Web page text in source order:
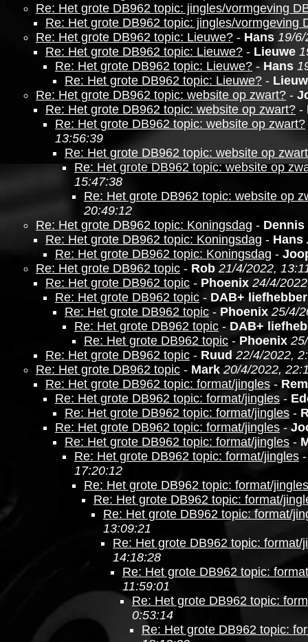
Re: Het grote DB962 topic: jingles/vormgeving
Re: Het grote DB962 topic: jingles/vormgeving
Re: Het grote DB962 topic: Lieuwe? - Hans 19/6/
Re: Het grote DB962 topic: Lieuwe? - Lieuwe
Re: Het grote DB962 topic: Lieuwe? - Hans
Re: Het grote DB962 topic: Lieuwe? -
Re: Het grote DB962 topic: website op zwart? -
Re: Het grote DB962 topic: website op zwart? -
Re: Het grote DB962 topic: website op zwart?
13:56:39
Re: Het grote DB962 topic: website op
Re: Het grote DB962 topic: website op
15:47:38
Re: Het grote DB962 topic: website op
20:49:12
Re: Het grote DB962 topic: Koningsdag - Dennis
Re: Het grote DB962 topic: Koningsdag - Hans
Re: Het grote DB962 topic: Koningsdag -
Re: Het grote DB962 topic - Rob 21/4/2022,
Re: Het grote DB962 topic - Phoenix 24/4/
Re: Het grote DB962 topic - DAB+ liefhebber
Re: Het grote DB962 topic - Phoenix 25/4/
Re: Het grote DB962 topic - DAB+
Re: Het grote DB962 topic - Phoenix
Re: Het grote DB962 topic - Ruud 22/4/2022,
Re: Het grote DB962 topic - Mark 20/4/2022,
Re: Het grote DB962 topic: format/jingles -
Re: Het grote DB962 topic: format/jingles -
Re: Het grote DB962 topic: format/jingles -
Re: Het grote DB962 topic: format/jingles -
Re: Het grote DB962 topic: format/jingles -
Re: Het grote DB962 topic: format/jingles
17:20:12
Re: Het grote DB962 topic: format/jingles
Re: Het grote DB962 topic: format/
Re: Het grote DB962 topic: format/
13:09:21
Re: Het grote DB962 topic: format/
14:18:28
Re: Het grote DB962 topic:
11:59:01
Re: Het grote DB962 topic:
0:53:14
Re: Het grote DB962 topic: